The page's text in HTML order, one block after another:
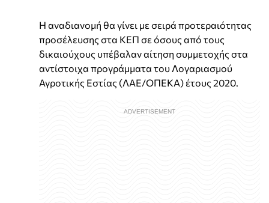
Η αναδιανομή θα γίνει με σειρά προτεραιότητας
προσέλευσης στα ΚΕΠ σε όσους από τους
δικαιούχους υπέβαλαν αίτηση συμμετοχής στα
αντίστοιχα προγράμματα του Λογαριασμού
Αγροτικής Εστίας (ΛΑΕ/ΟΠΕΚΑ) έτους 2020.